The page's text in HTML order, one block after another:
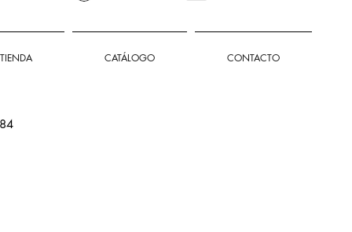
CATÁLOGO CONTACTO